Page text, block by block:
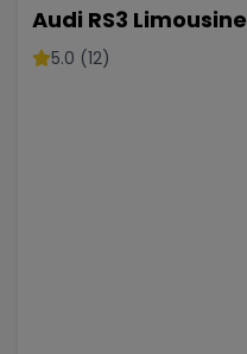
Audi RS3 Limousine
5.0 (12)